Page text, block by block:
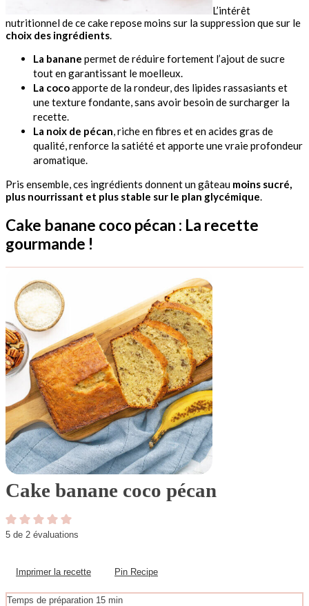
L’intérêt
nutritionnel de ce cake repose moins sur la suppression que sur le
choix des ingrédients.
La banane permet de réduire fortement l’ajout de sucre
tout en garantissant le moelleux.
La cocoapporte de la rondeur, des lipides rassasiants et
une texture fondante, sans avoir besoin de surcharger la
recette.
La noix de pécan, riche en fibres et en acides gras de
qualité, renforce la satiété et apporte une vraie profondeur
aromatique.
Pris ensemble, ces ingrédients donnent un gâteau moins sucré,
plus nourrissant et plus stable sur le plan glycémique.
Cake banane coco pécan : La recette
gourmande !
Cake banane coco pécan
5 de 2 évaluations
Imprimer la recette Pin Recipe
Temps de préparation 15mmin